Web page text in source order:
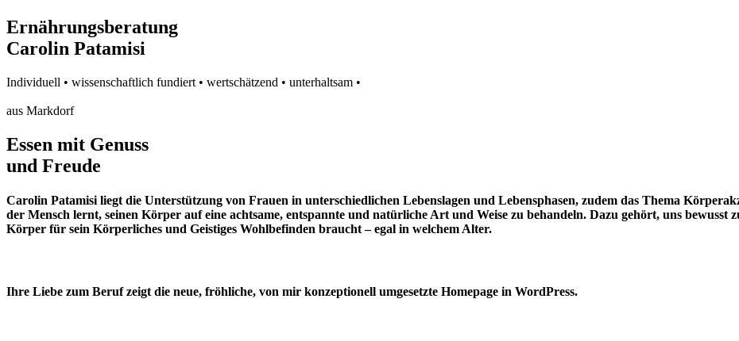
Ernährungs­beratung
Carolin Patamisi
Individuell • wissenschaftlich fundiert • wertschätzend • unterhaltsam •
aus Markdorf
Essen mit Genuss
und Freude
Carolin Patamisi liegt die Unterstützung von Frauen in unterschiedlichen Lebenslagen und Lebensphasen, zudem das Thema
der Mensch lernt, seinen Körper auf eine achtsame, entspannte und natürliche Art und Weise zu behandeln. Dazu gehört, uns bewusst
Körper für sein Körperliches und Geistiges Wohlbefinden braucht – egal in welchem Alter.
Ihre Liebe zum Beruf zeigt die neue, fröhliche, von mir konzeptionell umgesetzte Homepage in WordPress.